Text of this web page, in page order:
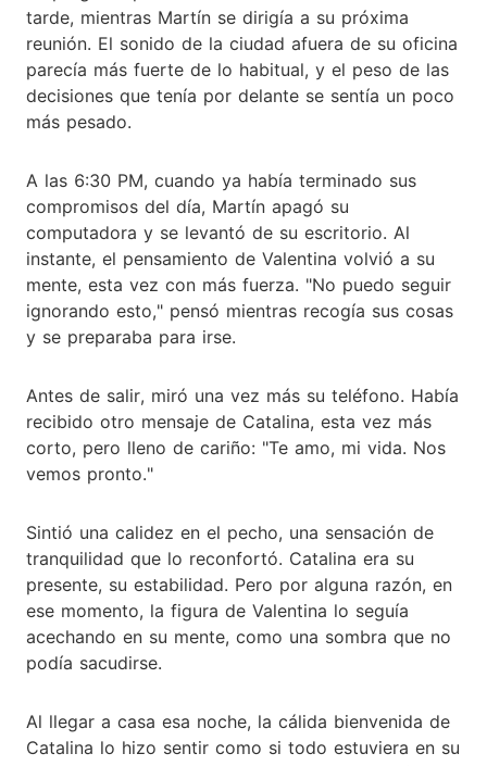
tarde, mientras Martín se dirigía a su próxima
reunión. El sonido de la ciudad afuera de su oficina
parecía más fuerte de lo habitual, y el peso de las
decisiones que tenía por delante se sentía un poco
más pesado.
A las 6:30 PM, cuando ya había terminado sus
compromisos del día, Martín apagó su
computadora y se levantó de su escritorio. Al
instante, el pensamiento de Valentina volvió a su
mente, esta vez con más fuerza. "No puedo seguir
ignorando esto," pensó mientras recogía sus cosas
y se preparaba para irse.
Antes de salir, miró una vez más su teléfono. Había
recibido otro mensaje de Catalina, esta vez más
corto, pero lleno de cariño: "Te amo, mi vida. Nos
vemos pronto."
Sintió una calidez en el pecho, una sensación de
tranquilidad que lo reconfortó. Catalina era su
presente, su estabilidad. Pero por alguna razón, en
ese momento, la figura de Valentina lo seguía
acechando en su mente, como una sombra que no
podía sacudirse.
Al llegar a casa esa noche, la cálida bienvenida de
Catalina lo hizo sentir como si todo estuviera en su